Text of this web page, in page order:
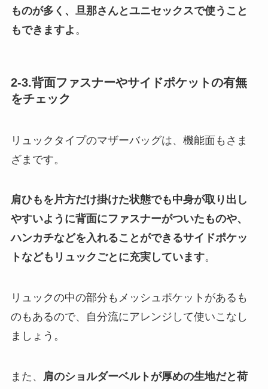
ものが多く、旦那さんとユニセックスで使うこと
もできますよ 。
2-3.背面ファスナーやサイドポケットの有無
をチェック
リュックタイプのマザーバッグは、機能面もさま
ざまです。
肩ひもを片方だけ掛けた状態でも中身が取り出し
やすいように背面にファスナーがついたものや、
ハンカチなどを入れることができるサイドポケッ
トなどもリュックごとに充実しています。
リュックの中の部分もメッシュポケットがあるも
のもあるので、自分流にアレンジして使いこなし
ましょう。
また、 肩のショルダーベルトが厚めの生地だと荷